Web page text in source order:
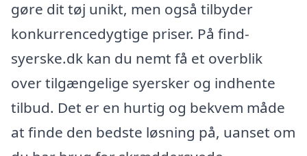
gøre dit tøj unikt, men også tilbyder
konkurrencedygtige priser. På find-
syerske.dk kan du nemt få et overblik
over tilgængelige syersker og indhente
tilbud. Det er en hurtig og bekvem måde
at finde den bedste løsning på, uanset om